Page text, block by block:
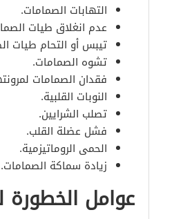
التهابات الصمامات.
عدم انغلاق طيات
تيبس أو التحام طيات
تشوه الصمامات.
فقدان الصمامات
النوبات القلبية.
تصلب الشرايين.
فشل عضلة القلب.
الحمى الروماتيزمية.
زيادة سماكة الصمامات.
عوامل الخطورة